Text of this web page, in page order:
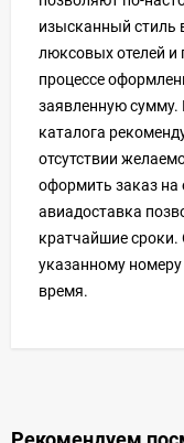
изысканный стиль
люксовых отелей и
процессе
заявленную сумму.
каталога
отсутствии
оформить заказ на
авиадоставка
кратчайшие сроки.
указанному
время.